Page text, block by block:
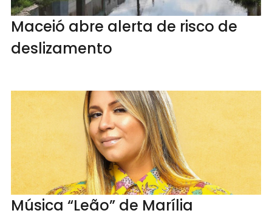
Maceió abre alerta de risco de
deslizamento
Música “Leão” de Marília